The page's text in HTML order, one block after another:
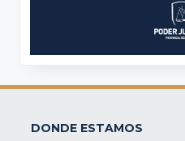
DONDE ESTAMOS